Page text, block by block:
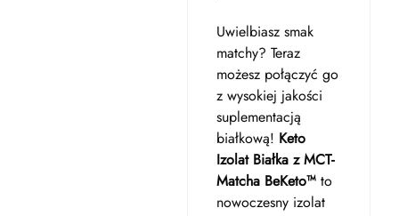
Uwielbiasz smak
matchy? Teraz
możesz połączyć go
z wysokiej jakości
suplementacją
białkową! Keto
Izolat Białka z MCT-
Matcha BeKeto™to
nowoczesny izolat